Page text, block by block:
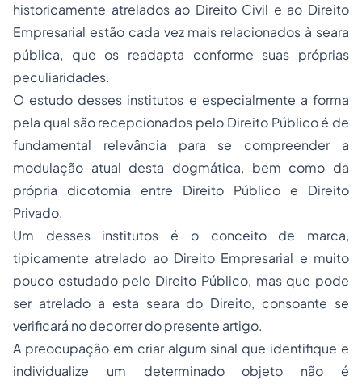
historicamente atrelados ao Direito Civil e ao Direito
Empresarial estão cada vez mais relacionados à seara
pública, que os readapta conforme suas próprias
peculiaridades.
O estudo desses institutos e especialmente a forma
pela qual são recepcionados pelo Direito Público é de
fundamental relevância para se compreender a
modulação atual desta dogmática, bem como da
própria dicotomia entre Direito Público e Direito
Privado.
Um desses institutos é o conceito de marca,
tipicamente atrelado ao Direito Empresarial e muito
pouco estudado pelo Direito Público, mas que pode
ser atrelado a esta seara do Direito, consoante se
verificará no decorrer do presente artigo.
A preocupação em criar algum sinal que identifique e
individualize um determinado objeto não é